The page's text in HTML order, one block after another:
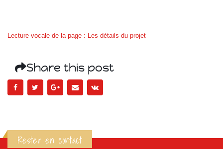
Lecture vocale de la page : Les détails du projet
Share this post
Rester en contact